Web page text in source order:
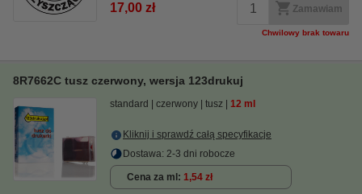
17,00 zł Zamawiam
Chwilowy brak towaru
8R7662C tusz czerwony, wersja 123drukuj
standard czerwony tusz 12 ml
Kliknij i sprawdź całą specyfikacje
Dostawa: 2-3 dni robocze
Cena za ml 1,54 zł